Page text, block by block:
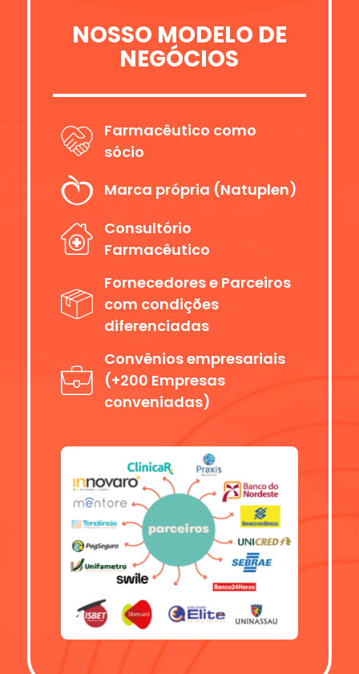
NOSSO MODELO DE
NEGÓCIOS
Farmacêutico como
sócio
Marca própria (Natuplen)
Consultório
Farmacêutico
Fornecedores e Parceiros
com condições
diferenciadas
Convênios empresariais
(+200 Empresas
conveniadas)